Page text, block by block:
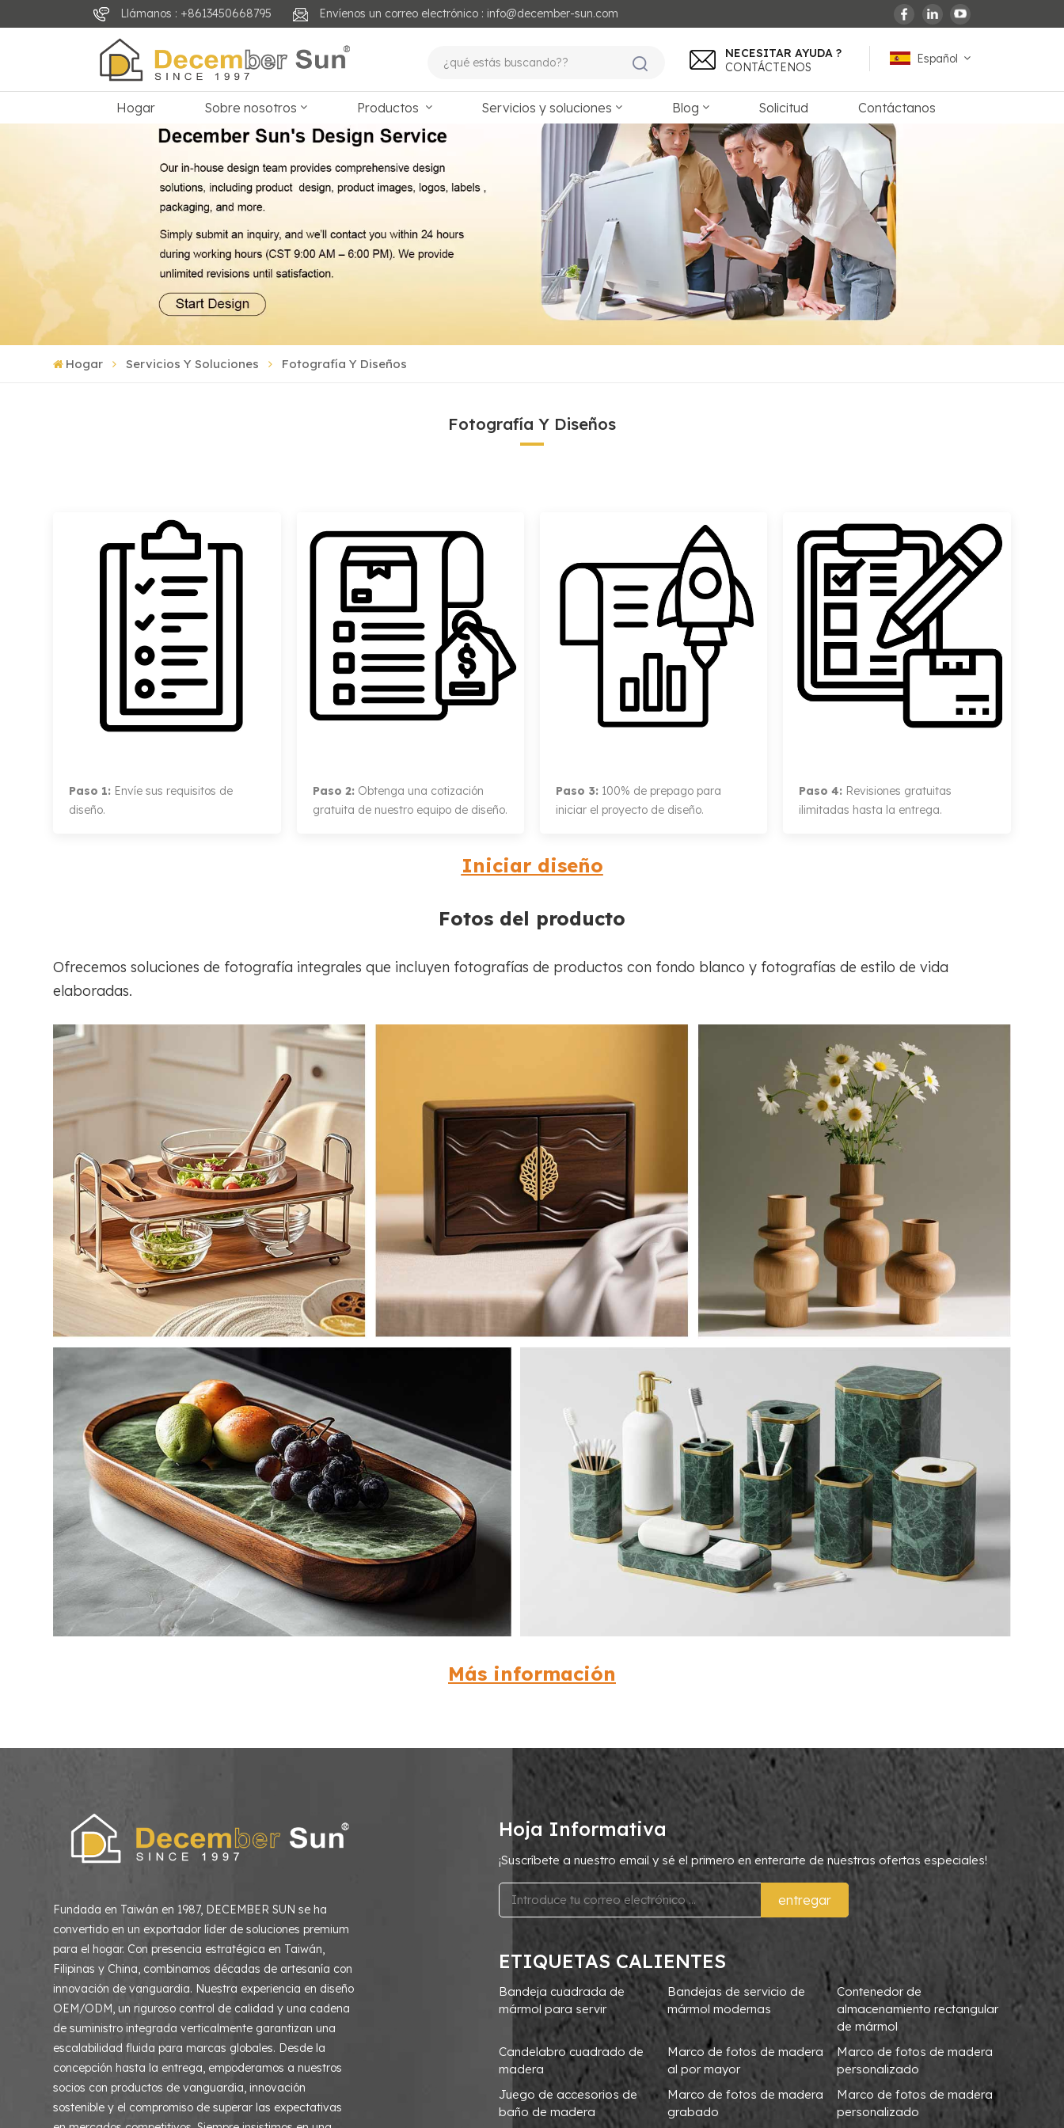
Llámanos : +8613450668795 Envíenos un correo electrónico : info@december-sun.com
Español
English
español
français
Deutsch
العربية
NECESITAR AYUDA ?
CONTÁCTENOS
Hogar Sobre nosotros Productos Servicios y soluciones Blog Solicitud Contáctanos
Hogar Servicios Y Soluciones Fotografía Y Diseños
Fotografía Y Diseños
Paso 1: Envíe sus requisitos de
diseño.
Paso 2:Obtenga una cotización
gratuita de nuestro equipo de diseño.
Paso 3:100% de prepago para
iniciar el proyecto de diseño.
Paso 4: Revisiones gratuitas
ilimitadas hasta la entrega.
Iniciar diseño
Fotos del producto
Ofrecemos soluciones de fotografía integrales que incluyen fotografías de productos con fondo blanco y fotografías de estilo de vida
elaboradas.
Más información
Fundada en Taiwán en 1987, DECEMBER SUN se ha
convertido en un exportador líder de soluciones premium
para el hogar. Con presencia estratégica en Taiwán,
Filipinas y China, combinamos décadas de artesanía con
innovación de vanguardia. Nuestra experiencia en diseño
OEM/ODM, un riguroso control de calidad y una cadena
de suministro integrada verticalmente garantizan una
escalabilidad fluida para marcas globales. Desde la
concepción hasta la entrega, empoderamos a nuestros
socios con productos de vanguardia, innovación
sostenible y el compromiso de superar las expectativas
Hoja Informativa
¡Suscríbete a nuestro email y sé el primero en enterarte de nuestras ofertas especiales!
entregar
ETIQUETAS CALIENTES
Bandeja cuadrada de
mármol para servir
Bandejas de servicio de
mármol modernas
Contenedor de
almacenamiento rectangular
de mármol
Candelabro cuadrado de
madera
Marco de fotos de madera
al por mayor
Marco de fotos de madera
personalizado
Juego de accesorios de
baño de madera
Marco de fotos de madera
grabado
Marco de fotos de madera
personalizado